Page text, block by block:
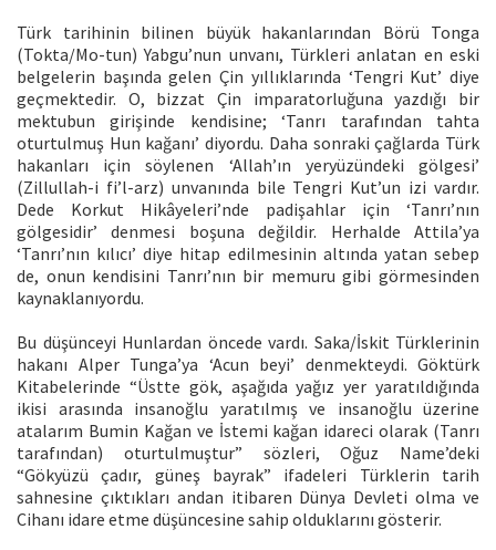
Türk tarihinin bilinen büyük hakanlarından Börü Tonga
(Tokta/Mo-tun) Yabgu’nun unvanı, Türkleri anlatan en eski
belgelerin başında gelen Çin yıllıklarında ‘Tengri Kut’ diye
geçmektedir. O, bizzat Çin imparatorluğuna yazdığı bir
mektubun girişinde kendisine; ‘Tanrı tarafından tahta
oturtulmuş Hun kağanı’ diyordu. Daha sonraki çağlarda Türk
hakanları için söylenen ‘Allah’ın yeryüzündeki gölgesi’
(Zillullah-i fi’l-arz) unvanında bile Tengri Kut’un izi vardır.
Dede Korkut Hikâyeleri’nde padişahlar için ‘Tanrı’nın
gölgesidir’ denmesi boşuna değildir. Herhalde Attila’ya
‘Tanrı’nın kılıcı’ diye hitap edilmesinin altında yatan sebep
de, onun kendisini Tanrı’nın bir memuru gibi görmesinden
kaynaklanıyordu.
Bu düşünceyi Hunlardan öncede vardı. Saka/İskit Türklerinin
hakanı Alper Tunga’ya ‘Acun beyi’ denmekteydi. Göktürk
Kitabelerinde “Üstte gök, aşağıda yağız yer yaratıldığında
ikisi arasında insanoğlu yaratılmış ve insanoğlu üzerine
atalarım Bumin Kağan ve İstemi kağan idareci olarak (Tanrı
tarafından) oturtulmuştur” sözleri, Oğuz Name’deki
“Gökyüzü çadır, güneş bayrak” ifadeleri Türklerin tarih
sahnesine çıktıkları andan itibaren Dünya Devleti olma ve
Cihanı idare etme düşüncesine sahip olduklarını gösterir.